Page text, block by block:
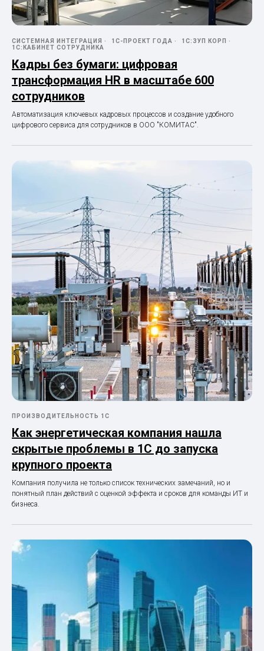
СИСТЕМНАЯ ИНТЕГРАЦИЯ 1С-ПРОЕКТ ГОДА
1С:ЗУП КОРП
1С:КАБИНЕТ СОТРУДНИКА
Кадры без бумаги: цифровая
трансформация HR в масштабе 600
сотрудников
Автоматизация ключевых кадровых процессов и создание удобного
цифрового сервиса для сотрудников в ООО "КОМИТАС".
ПРОИЗВОДИТЕЛЬНОСТЬ 1С
Как энергетическая компания нашла
скрытые проблемы в 1С до запуска
крупного проекта
Компания получила не только список технических замечаний, но и
понятный план действий с оценкой эффекта и сроков для команды ИТ и
бизнеса.